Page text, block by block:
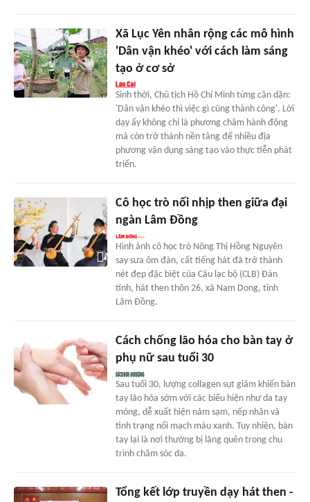
Xã Lục Yên nhân rộng các mô hình
'Dân vận khéo' với cách làm sáng
tạo ở cơ sở
Sinh thời, Chủ tịch Hồ Chí Minh từng căn dặn:
'Dân vận khéo thì việc gì cũng thành công'. Lời
dạy ấy không chỉ là phương châm hành động
mà còn trở thành nền tảng để nhiều địa
phương vận dụng sáng tạo vào thực tiễn phát
triển.
Cô học trò nối nhịp then giữa đại
ngàn Lâm Đồng
Hình ảnh cô học trò Nông Thị Hồng Nguyên
say sưa ôm đàn, cất tiếng hát đã trở thành
nét đẹp đặc biệt của Câu lạc bộ (CLB) Đàn
tính, hát then thôn 26, xã Nam Dong, tỉnh
Lâm Đồng.
Cách chống lão hóa cho bàn tay ở
phụ nữ sau tuổi 30
Sau tuổi 30, lượng collagen sụt giảm khiến bàn
tay lão hóa sớm với các biểu hiện như da tay
mỏng, dễ xuất hiện nám sạm, nếp nhăn và
tình trạng nổi mạch máu xanh. Tuy nhiên, bàn
tay lại là nơi thường bị lãng quên trong chu
trình chăm sóc da.
Tổng kết lớp truyền dạy hát then -